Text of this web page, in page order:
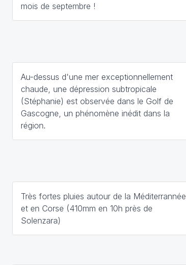
mois de septembre !
Au-dessus d'une mer exceptionnellement
chaude, une dépression subtropicale
(Stéphanie) est observée dans le Golf de
Gascogne, un phénomène inédit dans la
région.
Très fortes pluies autour de la Méditerrannée
et en Corse (410mm en 10h près de
Solenzara)